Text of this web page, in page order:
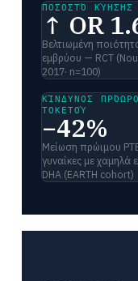
ΠΟΣΟΣΤΌ ΚΎΗΣΗΣ
↑ OR
Βελτιωμένη
εμβρύου — RCT
2017· n=100)
ΚΊΝΔΥΝΟΣ
ΤΟΚΕΤΟΎ
−42%
Μείωση πρώιμου
γυναίκες με χαμηλά
DHA (EARTH cohort)